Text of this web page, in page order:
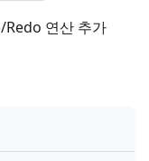
연산 추가